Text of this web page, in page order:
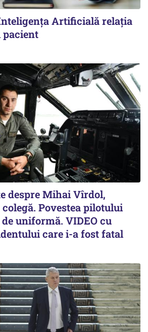
Artificială relația
pacient
despre Mihai Vîrdol,
Povestea pilotului
uniformă. VIDEO cu
care i-a fost fatal